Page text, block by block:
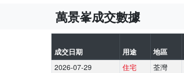
萬景峯成交數據
成交日期 用途 地區
2026-07-29
住宅 荃灣